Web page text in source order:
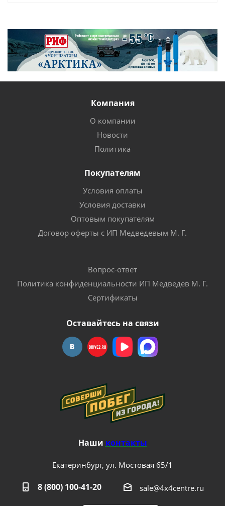
Компания
О компании
Новости
Политика
Покупателям
Условия оплаты
Условия доставки
Оптовым покупателям
Договор оферты с ИП Медведевым М. Г.
Вопрос-ответ
Политика конфиденциальности ИП Медведев М. Г.
Сертификаты
Оставайтесь на связи
Наши контакты
Екатеринбург, ул. Мостовая 65/1
8 (800) 100-41-20 sale@4x4centre.ru